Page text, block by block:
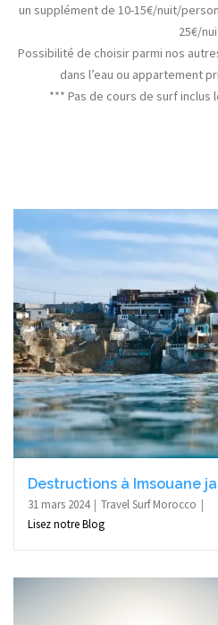
un supplément de 10-15€/nuit/
25€/
Possibilité de choisir parmi nos
dans l’eau ou appartement
*** Pas de cours de surf
Destructions à Imsouane
31 mars 2024
Travel Surf Morocco
Lisez notre Blog